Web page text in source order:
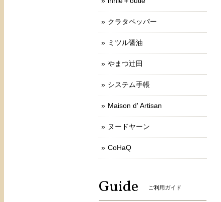
クラタペッパー
ミツル醤油
やまつ辻田
システム手帳
Maison d' Artisan
ヌードヤーン
CoHaQ
Guide ご利用ガイド